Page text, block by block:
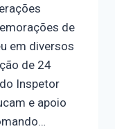
de
em diversos
de 24
Inspetor
e apoio